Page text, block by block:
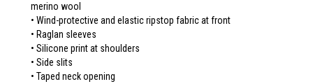
merino wool
• Wind-protective and elastic ripstop fabric at front
• Raglan sleeves
• Silicone print at shoulders
• Side slits
• Taped neck opening